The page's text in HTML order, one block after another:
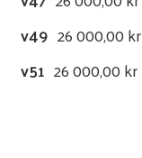
v49 26 000,00 kr
v51 26 000,00 kr